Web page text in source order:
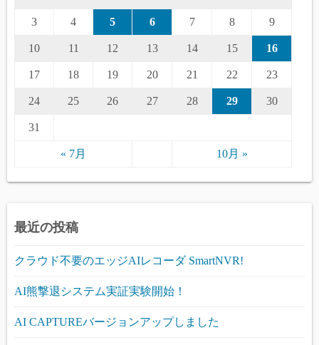
« 7月 10月 »
3 4 5 6 7 8 9
10 11 12 13 14 15 16
17 18 19 20 21 22 23
24 25 26 27 28 29 30
31
最近の投稿
クラウド不要のエッジAIレコーダ SmartNVR!
AI熊撃退システム実証実験開始！
AI CAPTUREバージョンアップしました